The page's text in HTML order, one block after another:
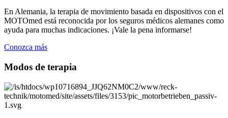
En Alemania, la terapia de movimiento basada en dispositivos con el
MOTOmed está reconocida por los seguros médicos alemanes como
ayuda para muchas indicaciones. ¡Vale la pena informarse!
Conozca más
Modos de terapia